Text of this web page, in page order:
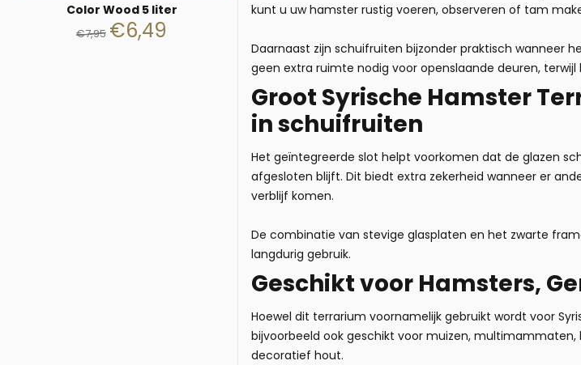
Color Wood 5 liter
€7,95 €6,49
kunt u uw hamster rustig voeren, observeren of tam
Daarnaast zijn schuifruiten bijzonder praktisch wanneer
geen extra ruimte nodig voor openslaande deuren,
Groot Syrische Hamster
in schuifruiten
Het geïntegreerde slot helpt voorkomen dat de glazen
afgesloten blijft. Dit biedt extra zekerheid wanneer er
verblijf komen.
De combinatie van stevige glasplaten en het zwarte
langdurig gebruik.
Geschikt voor Hamsters,
Hoewel dit terrarium voornamelijk gebruikt wordt voor
bijvoorbeeld ook geschikt voor muizen,
decoratief hout.